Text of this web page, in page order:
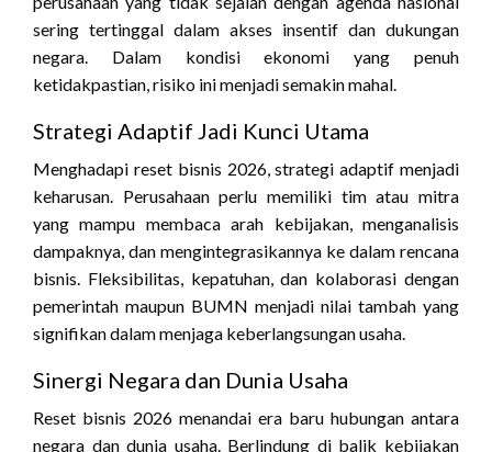
sering tertinggal dalam akses insentif dan dukungan
negara. Dalam kondisi ekonomi yang penuh
ketidakpastian, risiko ini menjadi semakin mahal.
Strategi Adaptif Jadi Kunci Utama
Menghadapi reset bisnis 2026, strategi adaptif menjadi
keharusan. Perusahaan perlu memiliki tim atau mitra
yang mampu membaca arah kebijakan, menganalisis
dampaknya, dan mengintegrasikannya ke dalam rencana
bisnis. Fleksibilitas, kepatuhan, dan kolaborasi dengan
pemerintah maupun BUMN menjadi nilai tambah yang
signifikan dalam menjaga keberlangsungan usaha.
Sinergi Negara dan Dunia Usaha
Reset bisnis 2026 menandai era baru hubungan antara
negara dan dunia usaha. Berlindung di balik kebijakan